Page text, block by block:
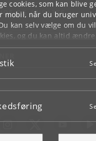
cookies, som kan blive
mobil, når du bruger
kan selv vælge om du
og du kan altid
og privatlivspolitiksom
side.
eller afslå
eller afslå
OG ANSATTE